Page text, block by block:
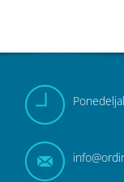
Pon